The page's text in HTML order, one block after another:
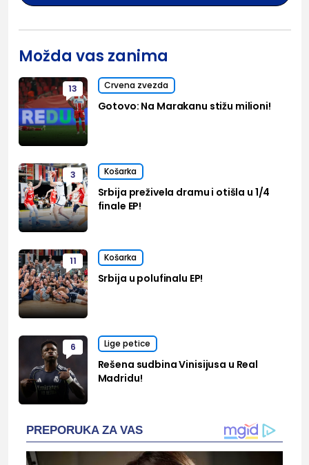
Možda vas zanima
13 Crvena zvezda
Gotovo: Na Marakanu stižu milioni!
3 Košarka
Srbija preživela dramu i otišla u 1/4
finale EP!
11 Košarka
Srbija u polufinalu EP!
6 Lige petice
Rešena sudbina Vinisijusa u Real
Madridu!
PREPORUKA ZA VAS